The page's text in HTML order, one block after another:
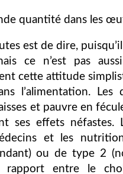
quantité dans les
est de dire,
ce n’est pas
cette attitude
l’alimentation. Les
et pauvre en
ses effets néfastes.
et les
ou de type 2
rapport entre le